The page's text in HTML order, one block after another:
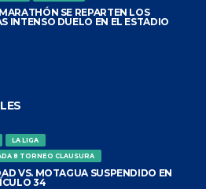
SOMOS LA LIGA
SE REPARTEN LOS
INTENSO DUELO EN EL ESTADIO
LA LIGA
8 TORNEO CLAUSURA
VS. MOTAGUA SUSPENDIDO EN
34